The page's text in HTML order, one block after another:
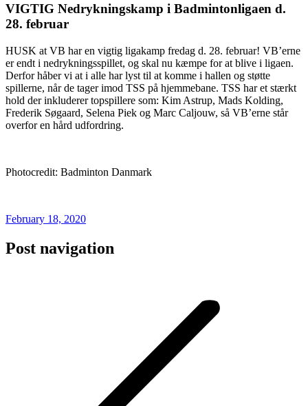
VIGTIG Nedrykningskamp i Badmintonligaen d.
28. februar
HUSK at VB har en vigtig ligakamp fredag d. 28. februar! VB’erne
er endt i nedrykningsspillet, og skal nu kæmpe for at blive i ligaen.
Derfor håber vi at i alle har lyst til at komme i hallen og støtte
spillerne, når de tager imod TSS på hjemmebane. TSS har et stærkt
hold der inkluderer topspillere som: Kim Astrup, Mads Kolding,
Frederik Søgaard, Selena Piek og Marc Caljouw, så VB’erne står
overfor en hård udfordring.
Photocredit: Badminton Danmark
February 18, 2020
Post navigation